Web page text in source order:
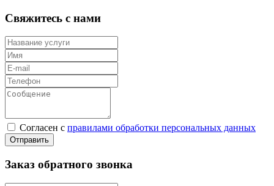
Свяжитесь с нами
Согласен с правилами обработки персональных данных
Заказ обратного звонка